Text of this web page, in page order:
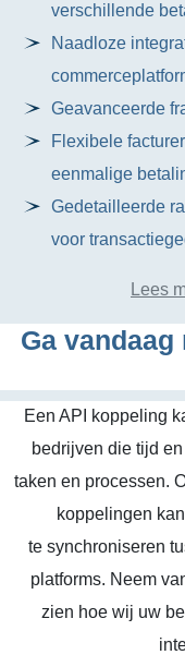
verschillende
Naadloze
Geavanceerde
Flexibele
eenmalige
Gedetailleerde
voor
Lees
Ga
Een API koppeling
bedrijven die tijd
taken en processen.
koppelingen
te synchroniseren
platforms. Neem
zien hoe wij uw